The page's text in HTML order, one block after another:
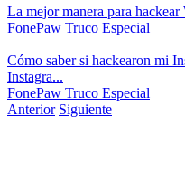
La mejor manera para
FonePaw Truco Especial
Cómo saber si hackearon mi
Instagra...
FonePaw Truco Especial
Anterior Siguiente